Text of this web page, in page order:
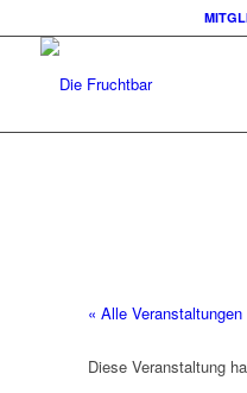
« Alle Veranstaltungen
Diese Veranstaltung